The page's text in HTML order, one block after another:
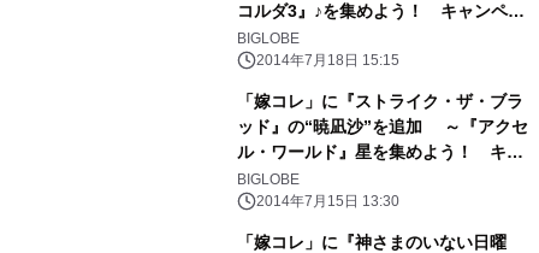
コルダ3』♪を集めよう！ キャンペー
ンも実施～
BIGLOBE
2014年7月18日 15:15
「嫁コレ」に『ストライク・ザ・ブラ
ッド』の“暁凪沙”を追加 ～『アクセ
ル・ワールド』星を集めよう！ キャ
ンペーンも実施～
BIGLOBE
2014年7月15日 13:30
「嫁コレ」に『神さまのいない日曜